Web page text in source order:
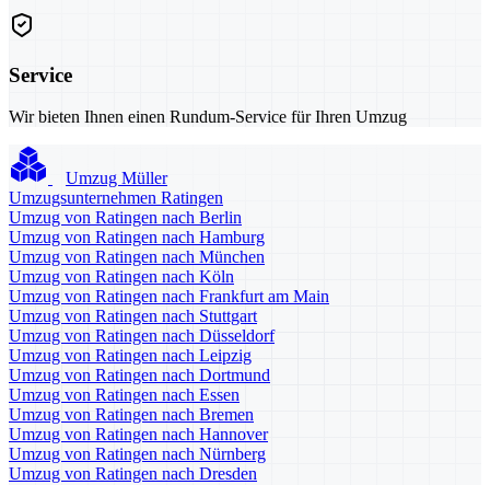
Service
Wir bieten Ihnen einen Rundum-Service für Ihren Umzug
Umzug Müller
Umzugsunternehmen Ratingen
Umzug von Ratingen nach Berlin
Umzug von Ratingen nach Hamburg
Umzug von Ratingen nach München
Umzug von Ratingen nach Köln
Umzug von Ratingen nach Frankfurt am Main
Umzug von Ratingen nach Stuttgart
Umzug von Ratingen nach Düsseldorf
Umzug von Ratingen nach Leipzig
Umzug von Ratingen nach Dortmund
Umzug von Ratingen nach Essen
Umzug von Ratingen nach Bremen
Umzug von Ratingen nach Hannover
Umzug von Ratingen nach Nürnberg
Umzug von Ratingen nach Dresden